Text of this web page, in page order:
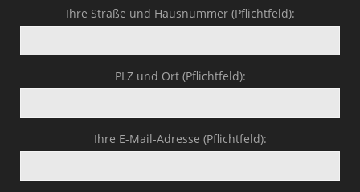
Ihre Straße und Hausnummer (Pflichtfeld):
PLZ und Ort (Pflichtfeld):
Ihre E-Mail-Adresse (Pflichtfeld):